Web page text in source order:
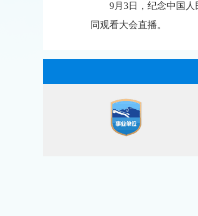
9月3日，纪念中国
同观看大会直播。